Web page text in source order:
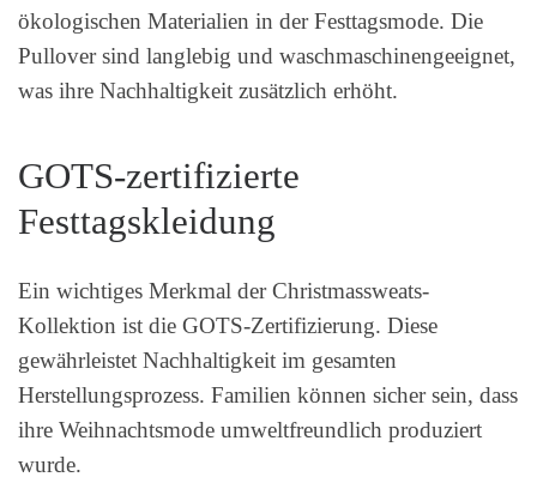
ökologischen Materialien in der Festtagsmode. Die
Pullover sind langlebig und waschmaschinengeeignet,
was ihre Nachhaltigkeit zusätzlich erhöht.
GOTS-zertifizierte
Festtagskleidung
Ein wichtiges Merkmal der Christmassweats-
Kollektion ist die GOTS-Zertifizierung. Diese
gewährleistet Nachhaltigkeit im gesamten
Herstellungsprozess. Familien können sicher sein, dass
ihre Weihnachtsmode umweltfreundlich produziert
wurde.